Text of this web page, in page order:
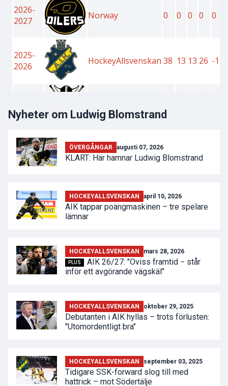
Nyheter om Ludwig Blomstrand
ÖVERGÅNGAR augusti 07, 2026
KLART: Här hamnar Ludwig Blomstrand
HOCKEYALLSVENSKAN april 10, 2026
AIK tappar poängmaskinen – tre spelare
lämnar
HOCKEYALLSVENSKAN mars 28, 2026
PLUS
AIK 26/27: "Oviss framtid − står
inför ett avgörande vägskäl"
HOCKEYALLSVENSKAN oktober 29, 2025
Debutanten i AIK hyllas – trots förlusten:
"Utomordentligt bra"
HOCKEYALLSVENSKAN september 03, 2025
Tidigare SSK-forward slog till med
hattrick – mot Södertälje